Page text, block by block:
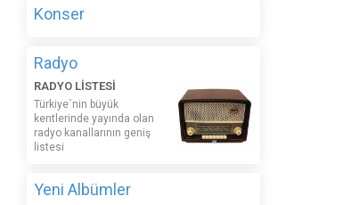
Konser
Radyo
RADYO LİSTESİ
Türkiye´nin büyük
kentlerinde yayında olan
radyo kanallarının geniş
listesi
Yeni Albümler